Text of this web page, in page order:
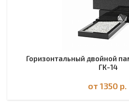
Горизонтальный двойной
ГК-14
от 1350 р.